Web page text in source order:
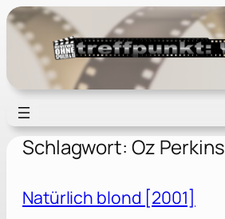
Zum
Inhalt
springen
Schlagwort: Oz Perkins
Natürlich blond [2001]